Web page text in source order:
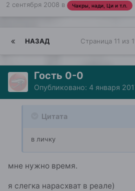
2 сентября 2008 в Чакры, нади, Ци и т.п.
НАЗАД Страница 11 из
Гость 0-0
Опубликовано: 4 января
Цитата
в личку
мне нужно время.
я слегка нарасхват в реале)